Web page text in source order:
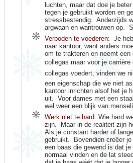
luchten, maar dat doe je
tegen je gebruikt worden en
stressbestendig.
Anderzijds
argwaan en wantrouwen op.
Verboden te voederen: Je
naar kantoor, want anders
om te trakteren en neemt
collegas maar voor je
collegas voedert, vinden we
een eigenschap die we niet
kantoor inrichten alsof het je
uit.
Voor dames met een
wel weer een blijk van
Werk niet te hard: Wie hard
zijn.
Maar in de realiteit zijn
Als je constant harder of
gebruikt.
Bovendien creëer
een baas die gewend is dat
normaal vinden en de lat